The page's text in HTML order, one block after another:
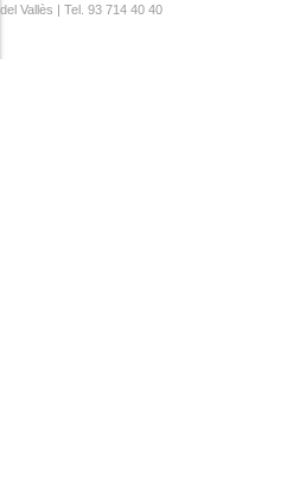
del Vallès | Tel. 93 714 40 40